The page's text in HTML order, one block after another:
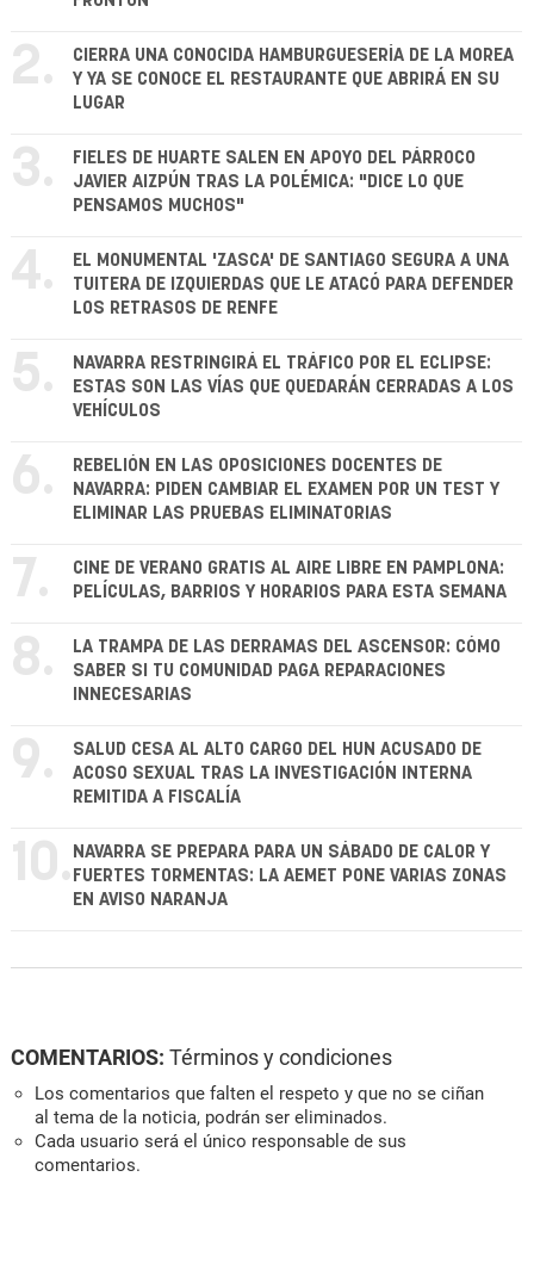
2.
CIERRA UNA CONOCIDA HAMBURGUESERÍA DE LA MOREA
Y YA SE CONOCE EL RESTAURANTE QUE ABRIRÁ EN SU
LUGAR
3.
FIELES DE HUARTE SALEN EN APOYO DEL PÁRROCO
JAVIER AIZPÚN TRAS LA POLÉMICA: "DICE LO QUE
PENSAMOS MUCHOS"
4.
EL MONUMENTAL 'ZASCA' DE SANTIAGO SEGURA A UNA
TUITERA DE IZQUIERDAS QUE LE ATACÓ PARA DEFENDER
LOS RETRASOS DE RENFE
5.
NAVARRA RESTRINGIRÁ EL TRÁFICO POR EL ECLIPSE:
ESTAS SON LAS VÍAS QUE QUEDARÁN CERRADAS A LOS
VEHÍCULOS
6.
REBELIÓN EN LAS OPOSICIONES DOCENTES DE
NAVARRA: PIDEN CAMBIAR EL EXAMEN POR UN TEST Y
ELIMINAR LAS PRUEBAS ELIMINATORIAS
7.
CINE DE VERANO GRATIS AL AIRE LIBRE EN PAMPLONA:
PELÍCULAS, BARRIOS Y HORARIOS PARA ESTA SEMANA
8.
LA TRAMPA DE LAS DERRAMAS DEL ASCENSOR: CÓMO
SABER SI TU COMUNIDAD PAGA REPARACIONES
INNECESARIAS
9.
SALUD CESA AL ALTO CARGO DEL HUN ACUSADO DE
ACOSO SEXUAL TRAS LA INVESTIGACIÓN INTERNA
REMITIDA A FISCALÍA
10. NAVARRA SE PREPARA PARA UN SÁBADO DE CALOR Y
FUERTES TORMENTAS: LA AEMET PONE VARIAS ZONAS
EN AVISO NARANJA
COMENTARIOS: Términos y condiciones
Los comentarios que falten el respeto y que no se ciñan
al tema de la noticia, podrán ser eliminados.
Cada usuario será el único responsable de sus
comentarios.